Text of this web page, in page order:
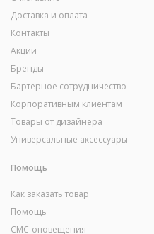
Доставка и оплата
Контакты
Акции
Бренды
Бартерное сотрудничество
Корпоративным клиентам
Товары от дизайнера
Универсальные аксессуары
Помощь
Как заказать товар
Помощь
СМС-оповещения